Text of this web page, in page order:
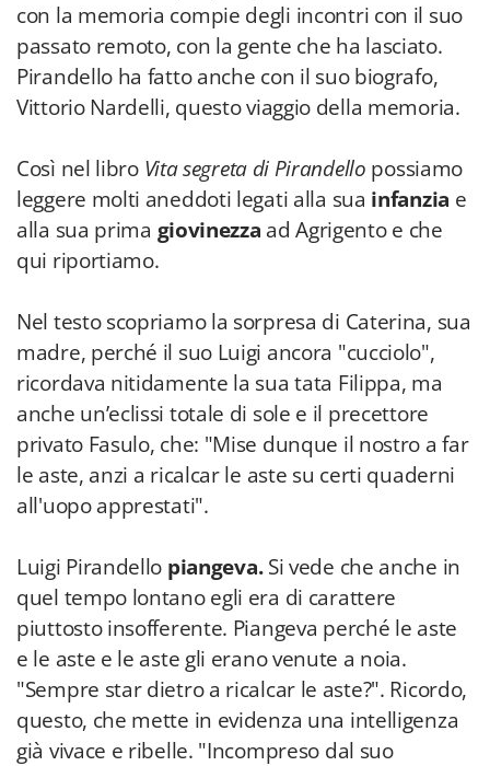
con la memoria compie degli incontri con il suo
passato remoto, con la gente che ha lasciato.
Pirandello ha fatto anche con il suo biografo,
Vittorio Nardelli, questo viaggio della memoria.
Così nel libro Vita segreta di Pirandello possiamo
leggere molti aneddoti legati alla sua infanzia e
alla sua prima giovinezza ad Agrigento e che
qui riportiamo.
Nel testo scopriamo la sorpresa di Caterina, sua
madre, perché il suo Luigi ancora "cucciolo",
ricordava nitidamente la sua tata Filippa, ma
anche un’eclissi totale di sole e il precettore
privato Fasulo, che: "Mise dunque il nostro a far
le aste, anzi a ricalcar le aste su certi quaderni
all'uopo apprestati".
Luigi Pirandello piangeva.Si vede che anche in
quel tempo lontano egli era di carattere
piuttosto insofferente. Piangeva perché le aste
e le aste e le aste gli erano venute a noia.
"Sempre star dietro a ricalcar le aste?". Ricordo,
questo, che mette in evidenza una intelligenza
già vivace e ribelle. "Incompreso dal suo